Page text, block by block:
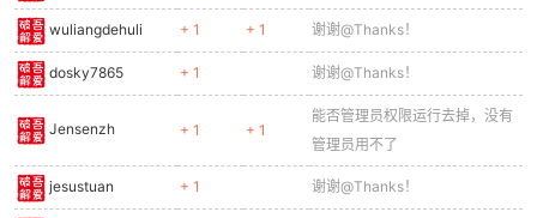
wuliangdehuli + 1 + 1 谢谢@Thanks！
dosky7865 + 1 谢谢@Thanks！
Jensenzh + 1 + 1
能否管理员权限运行去掉，没有
管理员用不了
jesustuan + 1 谢谢@Thanks！